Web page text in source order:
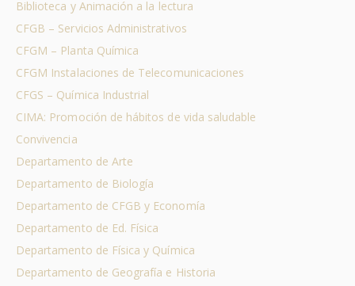
Biblioteca y Animación a la lectura
CFGB – Servicios Administrativos
CFGM – Planta Química
CFGM Instalaciones de Telecomunicaciones
CFGS – Química Industrial
CIMA: Promoción de hábitos de vida saludable
Convivencia
Departamento de Arte
Departamento de Biología
Departamento de CFGB y Economía
Departamento de Ed. Física
Departamento de Física y Química
Departamento de Geografía e Historia